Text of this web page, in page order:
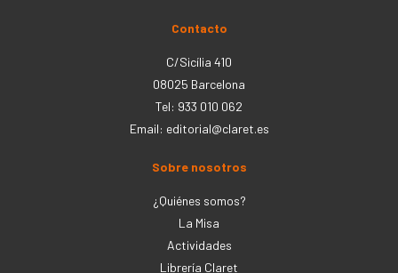
Contacto
C/Sicília 410
08025 Barcelona
Tel: 933 010 062
Email: editorial@claret.es
Sobre nosotros
¿Quiénes somos?
La Misa
Actividades
Librería Claret